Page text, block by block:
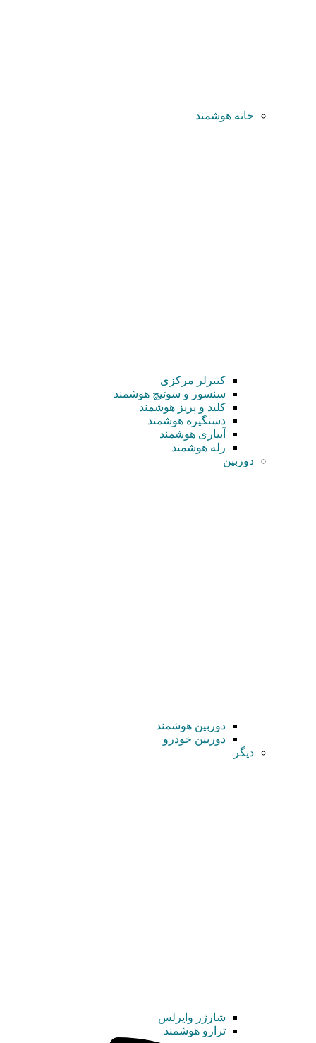
خانه هوشمند
کنترلر مرکزی
سنسور و سوئیچ هوشمند
کلید و پریز هوشمند
دستگیره هوشمند
آبیاری هوشمند
رله هوشمند
دوربین
دوربین هوشمند
دوربین خودرو
دیگر
شارژر وایرلس
ترازو هوشمند